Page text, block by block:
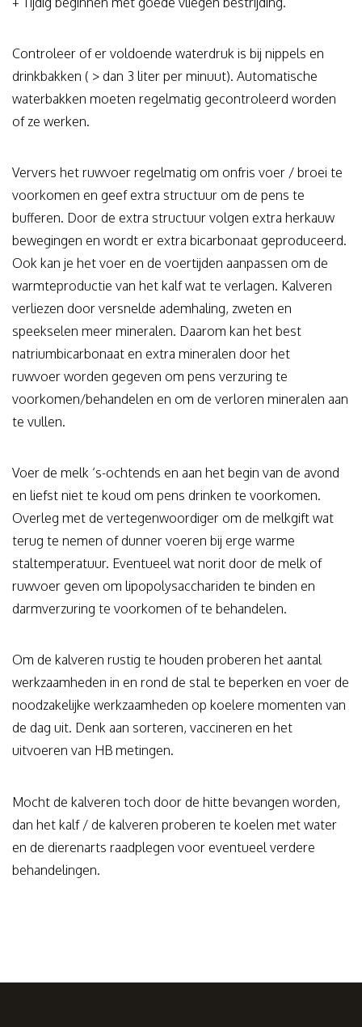
Controleer of er voldoende waterdruk is bij nippels en
drinkbakken ( > dan 3 liter per minuut). Automatische
waterbakken moeten regelmatig gecontroleerd worden
of ze werken.
Ververs het ruwvoer regelmatig om onfris voer / broei te
voorkomen en geef extra structuur om de pens te
bufferen. Door de extra structuur volgen extra herkauw
bewegingen en wordt er extra bicarbonaat geproduceerd.
Ook kan je het voer en de voertijden aanpassen om de
warmteproductie van het kalf wat te verlagen. Kalveren
verliezen door versnelde ademhaling, zweten en
speekselen meer mineralen. Daarom kan het best
natriumbicarbonaat en extra mineralen door het
ruwvoer worden gegeven om pens verzuring te
voorkomen/behandelen en om de verloren mineralen aan
te vullen.
Voer de melk ‘s-ochtends en aan het begin van de avond
en liefst niet te koud om pens drinken te voorkomen.
Overleg met de vertegenwoordiger om de melkgift wat
terug te nemen of dunner voeren bij erge warme
staltemperatuur. Eventueel wat norit door de melk of
ruwvoer geven om lipopolysacchariden te binden en
darmverzuring te voorkomen of te behandelen.
Om de kalveren rustig te houden proberen het aantal
werkzaamheden in en rond de stal te beperken en voer de
noodzakelijke werkzaamheden op koelere momenten van
de dag uit. Denk aan sorteren, vaccineren en het
uitvoeren van HB metingen.
Mocht de kalveren toch door de hitte bevangen worden,
dan het kalf / de kalveren proberen te koelen met water
en de dierenarts raadplegen voor eventueel verdere
behandelingen.